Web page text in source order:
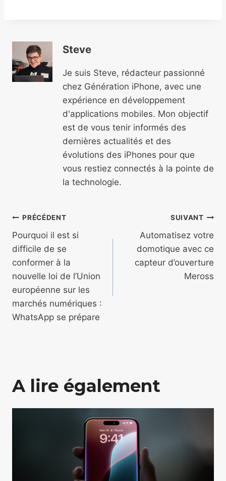
Steve
Je suis Steve, rédacteur passionné
chez Génération iPhone, avec une
expérience en développement
d'applications mobiles. Mon objectif
est de vous tenir informés des
dernières actualités et des
évolutions des iPhones pour que
vous restiez connectés à la pointe de
la technologie.
Navigation
de
l’article
PRÉCÉDENT
Pourquoi il est si
difficile de se
conformer à la
nouvelle loi de l’Union
européenne sur les
marchés numériques :
WhatsApp se prépare
SUIVANT
Automatisez votre
domotique avec ce
capteur d’ouverture
Meross
A lire également